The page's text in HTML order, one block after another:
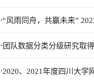
.“风雨同舟，共赢未来”
. 团队数据分类分级研究取
.2020、2021年度四川大学